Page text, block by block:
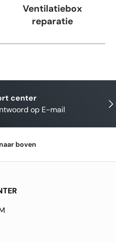
Ventilatiebox
reparatie
center
op E-mail
boven